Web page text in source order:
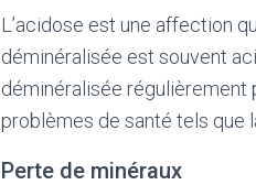
L’acidose est une affection
déminéralisée est souvent
déminéralisée régulièrement
problèmes de santé tels que
Perte de minéraux